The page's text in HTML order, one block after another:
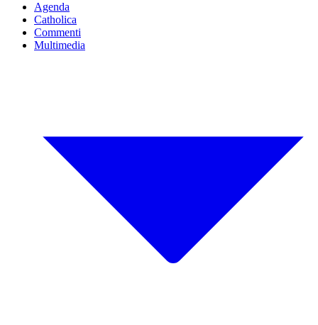
Agenda
Catholica
Commenti
Multimedia